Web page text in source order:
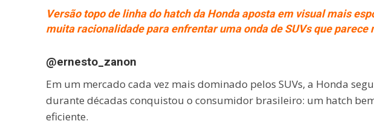
Versão topo de linha do hatch da Honda aposta em visual mais
muita racionalidade para enfrentar uma onda de SUVs que parece
@ernesto_zanon
Em um mercado cada vez mais dominado pelos SUVs, a Honda
durante décadas conquistou o consumidor brasileiro: um hatch
eficiente.